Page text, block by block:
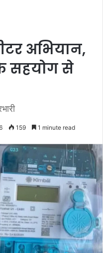
अभियान,
सहयोग से
159 1 minute read